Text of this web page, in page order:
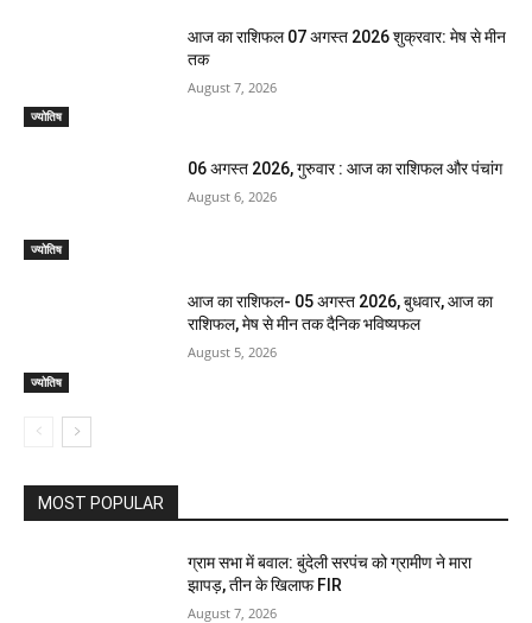
ज्योतिष
आज का राशिफल 07 अगस्त 2026 शुक्रवार: मेष से मीन
तक
August 7, 2026
ज्योतिष
06 अगस्त 2026, गुरुवार : आज का राशिफल और पंचांग
August 6, 2026
ज्योतिष
आज का राशिफल- 05 अगस्त 2026, बुधवार, आज का
राशिफल, मेष से मीन तक दैनिक भविष्यफल
August 5, 2026
MOST POPULAR
ग्राम सभा में बवाल: बुंदेली सरपंच को ग्रामीण ने मारा
झापड़, तीन के खिलाफ FIR
August 7, 2026